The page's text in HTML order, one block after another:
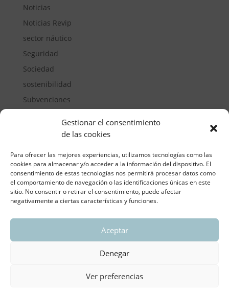
Gestionar el consentimiento
de las cookies
Para ofrecer las mejores experiencias, utilizamos tecnologías como las
cookies para almacenar y/o acceder a la información del dispositivo. El
consentimiento de estas tecnologías nos permitirá procesar datos como
el comportamiento de navegación o las identificaciones únicas en este
sitio. No consentir o retirar el consentimiento, puede afectar
negativamente a ciertas características y funciones.
Aceptar
Denegar
Ver preferencias
Noticias
Noticias Revip
sector náutico
Seguridad
Sociedad
sostenibilidad
Subvenciones
ASOCIACIÓN REGIONAL VALENCIANA DE
Aviso legal y política de privacidad